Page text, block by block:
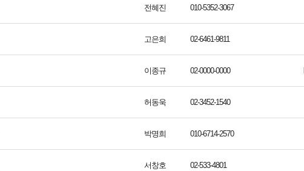
전혜진 010-5352-3067
고은희 02-6461-9811
이종규 02-0000-0000
허동욱 02-3452-1540
박명희 010-6714-2570
서창호 02-533-4801